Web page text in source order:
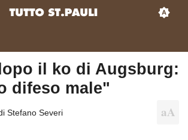
il ko di Augsburg:
difeso male"
Stefano Severi